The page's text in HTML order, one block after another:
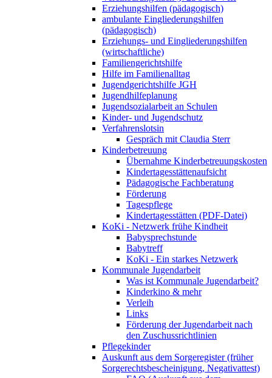
Erziehungshilfen (pädagogisch)
ambulante Eingliederungshilfen
(pädagogisch)
Erziehungs- und Eingliederungshilfen
(wirtschaftliche)
Familiengerichtshilfe
Hilfe im Familienalltag
Jugendgerichtshilfe JGH
Jugendhilfeplanung
Jugendsozialarbeit an Schulen
Kinder- und Jugendschutz
Verfahrenslotsin
Gespräch mit Claudia Sterr
Kinderbetreuung
Übernahme Kinderbetreuungskosten
Kindertagesstättenaufsicht
Pädagogische Fachberatung
Förderung
Tagespflege
Kindertagesstätten (PDF-Datei)
KoKi - Netzwerk frühe Kindheit
Babysprechstunde
Babytreff
KoKi - Ein starkes Netzwerk
Kommunale Jugendarbeit
Was ist Kommunale Jugendarbeit?
Kinderkino & mehr
Verleih
Links
Förderung der Jugendarbeit nach
den Zuschussrichtlinien
Pflegekinder
Auskunft aus dem Sorgeregister (früher
Sorgerechtsbescheinigung, Negativattest)